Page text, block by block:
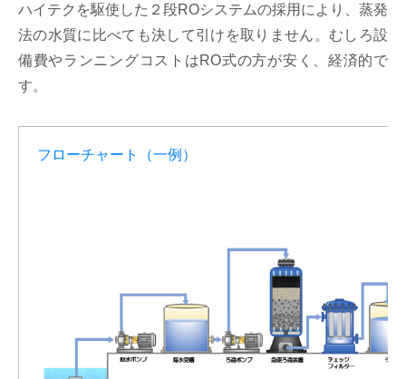
ハイテクを駆使した２段ROシステムの採用により、蒸発
法の水質に比べても決して引けを取りません。むしろ設
備費やランニングコストはRO式の方が安く、経済的で
す。
フローチャート（一例）